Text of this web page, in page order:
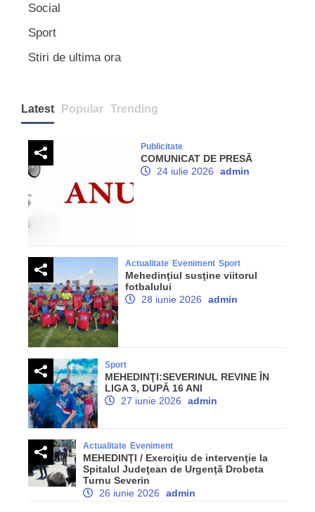
Social
Sport
Stiri de ultima ora
Latest Popular Trending
Publicitate
COMUNICAT DE PRESĂ
24 iulie 2026
admin
Actualitate Eveniment Sport
Mehedinţiul susţine viitorul
fotbalului
28 iunie 2026
admin
Sport
MEHEDINŢI:SEVERINUL REVINE ÎN
LIGA 3, DUPĂ 16 ANI
27 iunie 2026
admin
Actualitate Eveniment
MEHEDINŢI / Exerciţiu de intervenţie la
Spitalul Judeţean de Urgenţă Drobeta
Turnu Severin
26 iunie 2026
admin